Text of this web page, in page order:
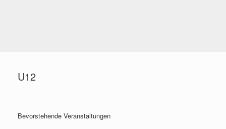
U12
Bevorstehende Veranstaltungen